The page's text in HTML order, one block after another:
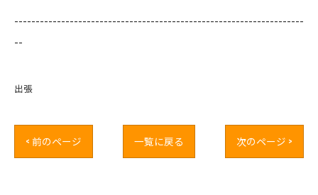
--------------------------------------------------------------------
--
出張
< 前のページ 一覧に戻る 次のページ >